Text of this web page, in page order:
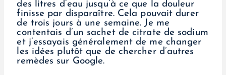
des litres d’eau jusqu’à ce que la douleur
finisse par disparaître. Cela pouvait durer
de trois jours à une semaine. Je me
contentais d’un sachet de citrate de sodium
et j’essayais généralement de me changer
les idées plutôt que de chercher d’autres
remèdes sur Google.